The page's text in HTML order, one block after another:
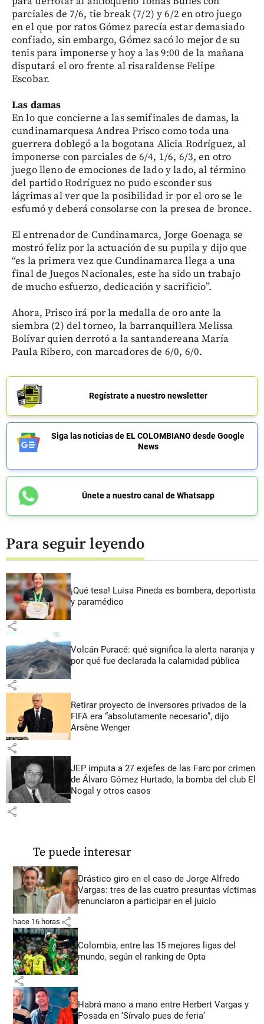
parciales de 7/6, tie break (7/2) y 6/2 en otro juego
en el que por ratos Gómez parecía estar demasiado
confiado, sin embargo, Gómez sacó lo mejor de su
tenis para imponerse y hoy a las 9:00 de la mañana
disputará el oro frente al risaraldense Felipe
Escobar.
Las damas
En lo que concierne a las semifinales de damas, la
cundinamarquesa Andrea Prisco como toda una
guerrera doblegó a la bogotana Alicia Rodríguez, al
imponerse con parciales de 6/4, 1/6, 6/3, en otro
juego lleno de emociones de lado y lado, al término
del partido Rodríguez no pudo esconder sus
lágrimas al ver que la posibilidad ir por el oro se le
esfumó y deberá consolarse con la presea de bronce.
El entrenador de Cundinamarca, Jorge Goenaga se
mostró feliz por la actuación de su pupila y dijo que
“es la primera vez que Cundinamarca llega a una
final de Juegos Nacionales, este ha sido un trabajo
de mucho esfuerzo, dedicación y sacrificio”.
Ahora, Prisco irá por la medalla de oro ante la
siembra (2) del torneo, la barranquillera Melissa
Bolívar quien derrotó a la santandereana María
Paula Ribero, con marcadores de 6/0, 6/0.
Regístrate a nuestro newsletter
Siga las noticias de EL COLOMBIANO desde Google
News
Únete a nuestro canal de Whatsapp
Para seguir leyendo
¡Qué tesa! Luisa Pineda es bombera, deportista
y paramédico
share
Volcán Puracé: qué significa la alerta naranja y
por qué fue declarada la calamidad pública
share
Retirar proyecto de inversores privados de la
FIFA era “absolutamente necesario”, dijo
Arsène Wenger
share
JEP imputa a 27 exjefes de las Farc por crimen
de Álvaro Gómez Hurtado, la bomba del club El
Nogal y otros casos
share
Te puede interesar
Drástico giro en el caso de Jorge Alfredo
Vargas: tres de las cuatro presuntas víctimas
renunciaron a participar en el juicio
hace 16 horas share
Colombia, entre las 15 mejores ligas del
mundo, según el ranking de Opta
share
Habrá mano a mano entre Herbert Vargas y
Posada en ‘Sírvalo pues de feria’